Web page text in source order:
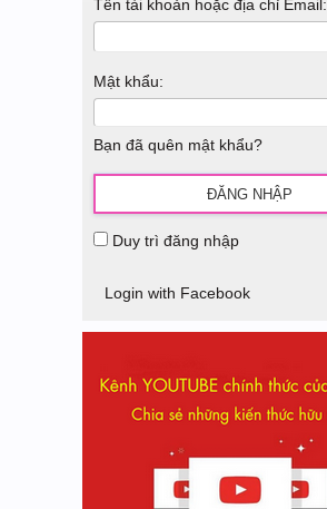
Tên tài khoản hoặc địa chỉ Email:
Mật khẩu:
Bạn đã quên mật khẩu?
Duy trì đăng nhập
Login with Facebook